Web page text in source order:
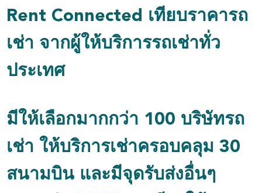
Rent Connected เทียบราคารถ
เช่า จากผู้ให้บริการรถเช่าทั่ว
ประเทศ
มีให้เลือกมากกว่า 100 บริษัทรถ
เช่า ให้บริการเช่าครอบคลุม 30
สนามบิน และมีจุดรับส่งอื่นๆ